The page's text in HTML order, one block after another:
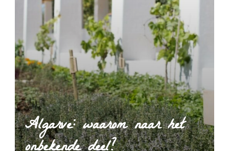
Algarve: waarom naar het